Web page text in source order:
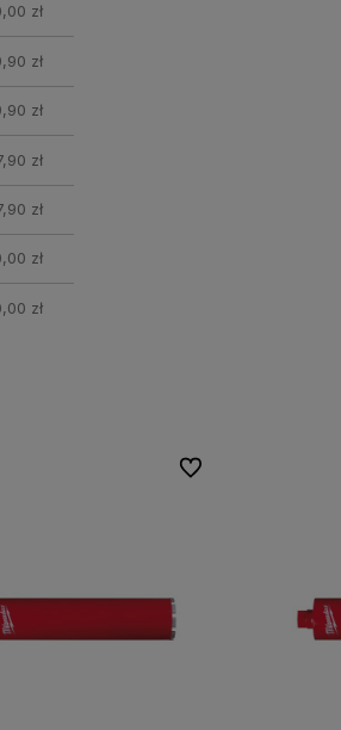
zł
zł
zł
zł
zł
zł
zł
Do ulubionych
Do ulubionych